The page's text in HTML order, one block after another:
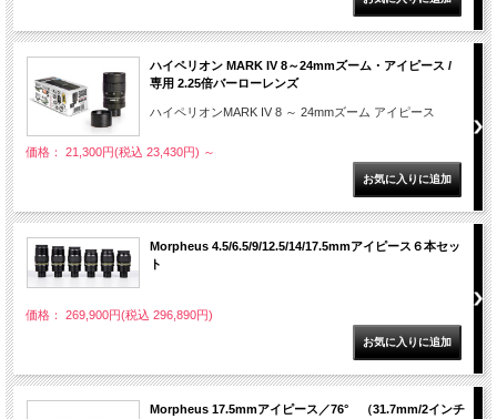
ハイペリオン MARK IV 8～24mmズーム・アイピース /
専用 2.25倍バーローレンズ
ハイペリオンMARK IV 8 ～ 24mmズーム アイピース
価格： 21,300円(税込 23,430円) ～
Morpheus 4.5/6.5/9/12.5/14/17.5mmアイピース６本セッ
ト
価格： 269,900円(税込 296,890円)
Morpheus 17.5mmアイピース／76° （31.7mm/2インチ